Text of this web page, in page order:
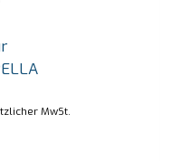
MwSt.